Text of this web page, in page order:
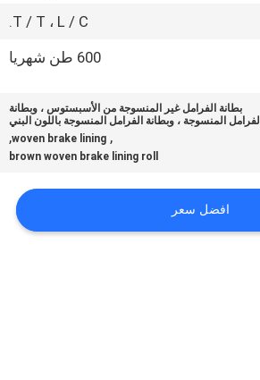
T / T ، L / C.
600 طن شهريا
بطانة الفرامل غير المنسوجة من الأسبستوس ، وبطانة
الفرامل المنسوجة ، وبطانة الفرامل المنسوجة باللون البني
,
woven brake lining
,
brown woven brake lining roll
افضل سعر